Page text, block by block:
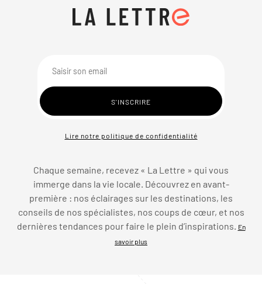
Lire notre politique de confidentialité
Chaque semaine, recevez « La Lettre » qui vous
immerge dans la vie locale. Découvrez en avant-
première : nos éclairages sur les destinations, les
conseils de nos spécialistes, nos coups de cœur, et nos
dernières tendances pour faire le plein d’inspirations. En
savoir plus